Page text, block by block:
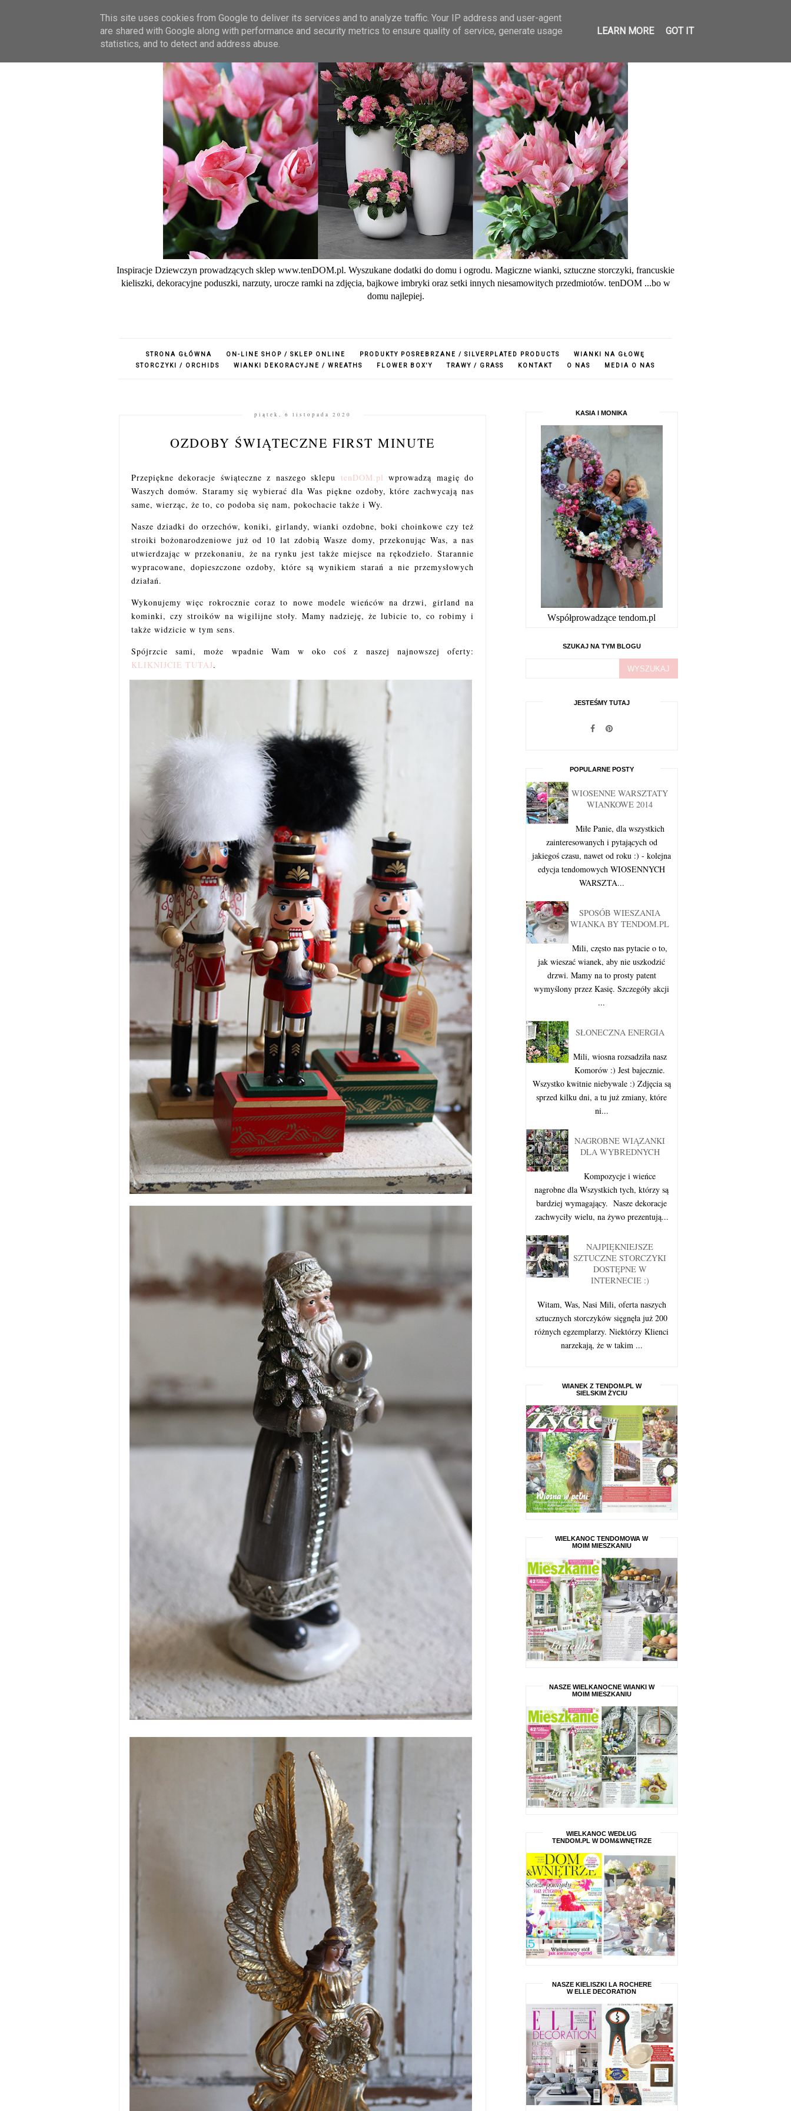
Inspiracje Dziewczyn prowadzących sklep www.tenDOM.pl. Wyszukane dodatki do domu i ogrodu. Magiczne wianki, sztuczne storczyki, francuskie
kieliszki, dekoracyjne poduszki, narzuty, urocze ramki na zdjęcia, bajkowe imbryki oraz setki innych niesamowitych przedmiotów. tenDOM ...bo w
domu najlepiej.
STRONA GŁÓWNA ON-LINE SHOP / SKLEP ONLINE PRODUKTY POSREBRZANE / SILVERPLATED PRODUCTS
WIANKI NA GŁOWĘ
STORCZYKI / ORCHIDS
WIANKI DEKORACYJNE / WREATHS FLOWER BOX'Y TRAWY / GRASS KONTAKT O NAS MEDIA O NAS
piątek, 6 listopada 2020
OZDOBY ŚWIĄTECZNE FIRST MINUTE
Przepiękne dekoracje świąteczne z naszego sklepu tenDOM.pl wprowadzą magię do
Waszych domów. Staramy się wybierać dla Was piękne ozdoby, które zachwycają nas
same, wierząc, że to, co podoba się nam, pokochacie także i Wy.
Nasze dziadki do orzechów, koniki, girlandy, wianki ozdobne, boki choinkowe czy też
stroiki bożonarodzeniowe już od 10 lat zdobią Wasze domy, przekonując Was, a nas
utwierdzając w przekonaniu, że na rynku jest także miejsce na rękodzieło. Starannie
wypracowane, dopieszczone ozdoby, które są wynikiem starań a nie przemysłowych
działań.
Wykonujemy więc rokrocznie coraz to nowe modele wieńców na drzwi, girland na
kominki, czy stroików na wigilijne stoły. Mamy nadzieję, że lubicie to, co robimy i
także widzicie w tym sens.
Spójrzcie sami, może wpadnie Wam w oko coś z naszej najnowszej oferty:
KLIKNIJCIE TUTAJ.
KASIA I MONIKA
Współprowadzące tendom.pl
SZUKAJ NA TYM BLOGU
JESTEŚMY TUTAJ
POPULARNE POSTY
WIOSENNE WARSZTATY
WIANKOWE 2014
Miłe Panie, dla wszystkich
zainteresowanych i pytających od
jakiegoś czasu, nawet od roku :) - kolejna
edycja tendomowych WIOSENNYCH
WARSZTA...
SPOSÓB WIESZANIA
WIANKA BY TENDOM.PL
Mili, często nas pytacie o to,
jak wieszać wianek, aby nie uszkodzić
drzwi. Mamy na to prosty patent
wymyślony przez Kasię. Szczegóły akcji
...
SŁONECZNA ENERGIA
Mili, wiosna rozsadziła nasz
Komorów :) Jest bajecznie.
Wszystko kwitnie niebywale :) Zdjęcia są
sprzed kilku dni, a tu już zmiany, które
ni...
NAGROBNE WIĄZANKI
DLA WYBREDNYCH
Kompozycje i wieńce
nagrobne dla Wszystkich tych, którzy są
bardziej wymagający. Nasze dekoracje
zachwyciły wielu, na żywo prezentują...
NAJPIĘKNIEJSZE
SZTUCZNE STORCZYKI
DOSTĘPNE W
INTERNECIE :)
Witam, Was, Nasi Mili, oferta naszych
sztucznych storczyków sięgnęła już 200
różnych egzemplarzy. Niektórzy Klienci
narzekają, że w takim ...
WIANEK Z TENDOM.PL W
SIELSKIM ŻYCIU
WIELKANOC TENDOMOWA W
MOIM MIESZKANIU
NASZE WIELKANOCNE WIANKI W
MOIM MIESZKANIU
WIELKANOC WEDŁUG
TENDOM.PL W DOM&WNĘTRZE
NASZE KIELISZKI LA ROCHERE
W ELLE DECORATION
This site uses cookies from Google to deliver its services and to analyze traffic. Your IP address and user-agent
are shared with Google along with performance and security metrics to ensure quality of service, generate usage
statistics, and to detect and address abuse.
LEARN MORE GOT IT